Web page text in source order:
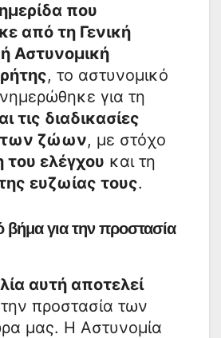
που
από τη Γενική
Αστυνομική
, το αστυνομικό
για τη
τις διαδικασίες
των ζώων, με στόχο
του ελέγχου και τη
ευζωίας τους.
βήμα για την προστασία
αυτή αποτελεί
την προστασία των
μας. Η Αστυνομία